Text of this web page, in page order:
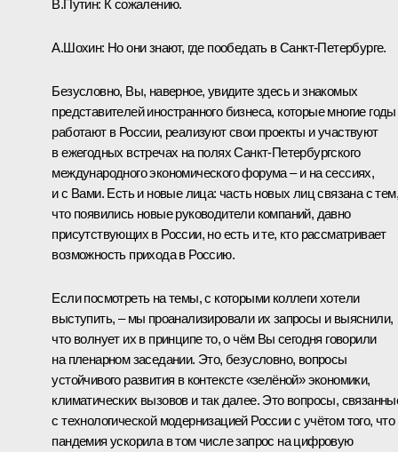
В.Путин: К сожалению.
А.Шохин: Но они знают, где пообедать в Санкт-Петербурге.
Безусловно, Вы, наверное, увидите здесь и знакомых
представителей иностранного бизнеса, которые многие годы
работают в России, реализуют свои проекты и участвуют
в ежегодных встречах на полях Санкт-Петербургского
международного экономического форума – и на сессиях,
и с Вами. Есть и новые лица: часть новых лиц связана с тем,
что появились новые руководители компаний, давно
присутствующих в России, но есть и те, кто рассматривает
возможность прихода в Россию.
Если посмотреть на темы, с которыми коллеги хотели
выступить, – мы проанализировали их запросы и выяснили,
что волнует их в принципе то, о чём Вы сегодня говорили
на пленарном заседании. Это, безусловно, вопросы
устойчивого развития в контексте «зелёной» экономики,
климатических вызовов и так далее. Это вопросы,
с технологической модернизацией России с учётом того, что
пандемия ускорила в том числе запрос на цифровую